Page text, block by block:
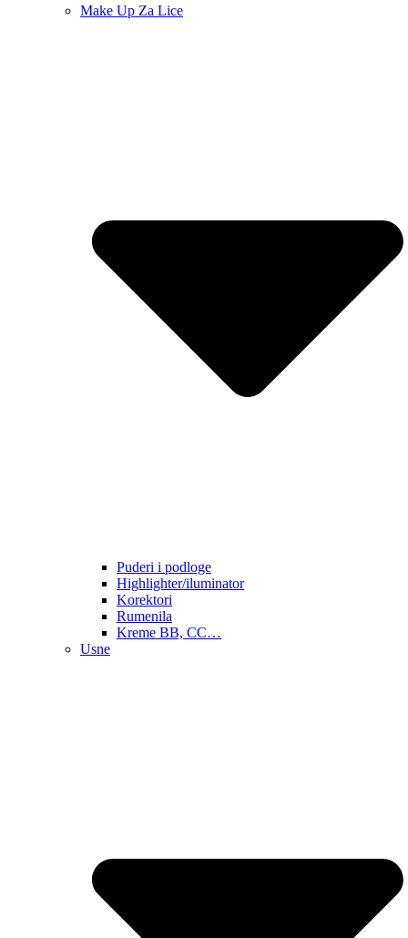
Make Up Za Lice
Puderi i podloge
Highlighter/iluminator
Korektori
Rumenila
Kreme BB, CC…
Usne